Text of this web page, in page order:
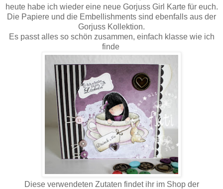
heute habe ich wieder eine neue Gorjuss Girl Karte für euch.
Die Papiere und die Embellishments sind ebenfalls aus der
Gorjuss Kollektion.
Es passt alles so schön zusammen, einfach klasse wie ich
finde
Diese verwendeten Zutaten findet ihr im Shop der